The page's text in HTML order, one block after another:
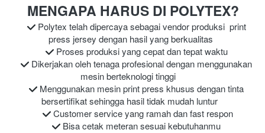
MENGAPA HARUS DI POLYTEX?
Polytex telah dipercaya sebagai vendor produksi  print
press jersey dengan hasil yang berkualitas
Proses produksi yang cepat dan tepat waktu
Dikerjakan oleh tenaga profesional dengan menggunakan
mesin berteknologi tinggi
Menggunakan mesin print press khusus dengan tinta
bersertifikat sehingga hasil tidak mudah luntur
Customer service yang ramah dan fast respon
Bisa cetak meteran sesuai kebutuhanmu